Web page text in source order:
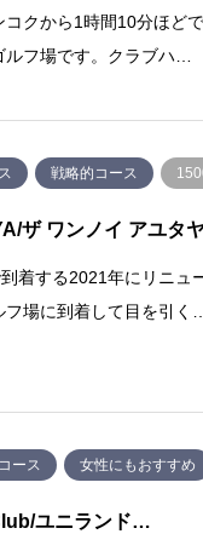
クから1時間10分ほど
フ場です。クラブハ…
戦略的コース
ザ ワンノイ アユタ
着する2021年にリニュ
場に到着して目を引く…
ース 女性にもおすすめ
ユニランド…